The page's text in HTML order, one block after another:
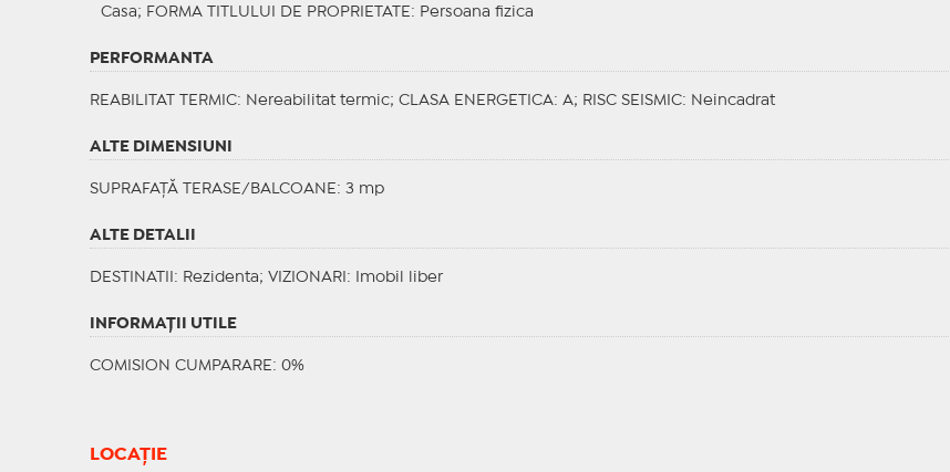
Casa; FORMA TITLULUI DE PROPRIETATE : Persoana fizica
PERFORMANTA
REABILITAT TERMIC: Nereabilitat termic; CLASA ENERGETICA: A; RISC SEISMIC: Neincadrat
ALTE DIMENSIUNI
SUPRAFAȚĂ TERASE/BALCOANE: 3 mp
ALTE DETALII
DESTINATII : Rezidenta; VIZIONARI : Imobil liber
INFORMAŢII UTILE
COMISION CUMPARARE: 0%
LOCAȚIE